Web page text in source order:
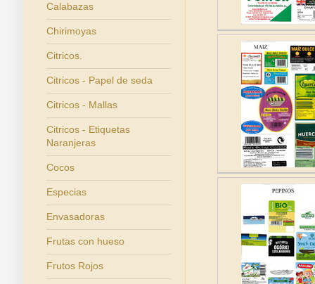
Calabazas
Chirimoyas
Citricos.
Citricos - Papel de seda
Citricos - Mallas
Citricos - Etiquetas
Naranjeras
Cocos
Especias
Envasadoras
Frutas con hueso
Frutos Rojos